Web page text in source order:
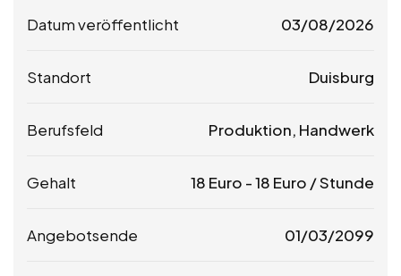
Datum veröffentlicht 03/08/2026
Standort Duisburg
Berufsfeld Produktion, Handwerk
Gehalt 18 Euro -18 Euro / Stunde
Angebotsende 01/03/2099